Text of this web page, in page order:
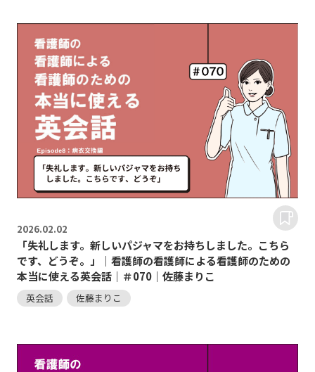
2026.02.02
「失礼します。新しいパジャマをお持ちしました。こちら
です、どうぞ。」｜看護師の看護師による看護師のための
本当に使える英会話｜＃070｜佐藤まりこ
英会話 佐藤まりこ